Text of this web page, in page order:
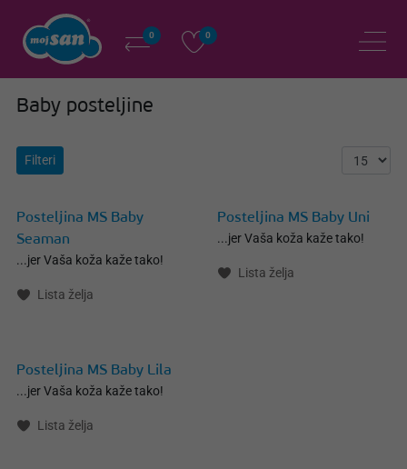
0 0
Baby posteljine
Filteri
Posteljina MS Baby
Seaman
...jer Vaša koža kaže tako!
Lista želja
Posteljina MS Baby Uni
...jer Vaša koža kaže tako!
Lista želja
Posteljina MS Baby Lila
...jer Vaša koža kaže tako!
Lista želja